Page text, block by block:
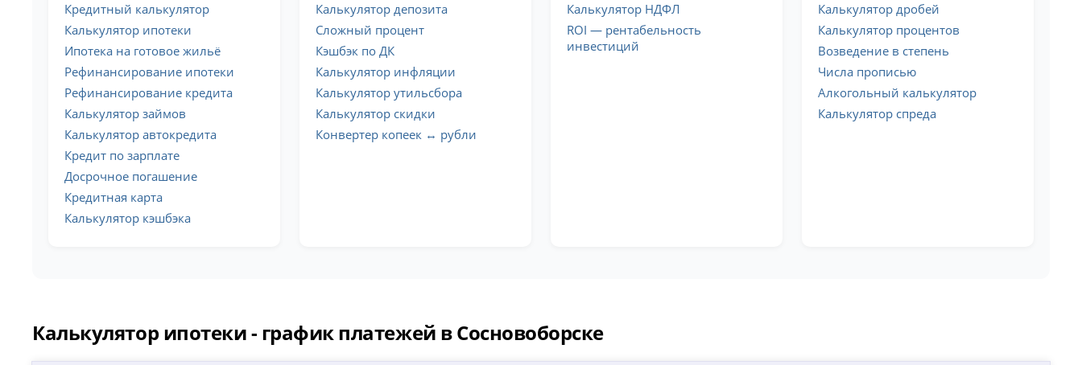
Кредитный калькулятор
Калькулятор ипотеки
Ипотека на готовое жильё
Рефинансирование ипотеки
Рефинансирование кредита
Калькулятор займов
Калькулятор автокредита
Кредит по зарплате
Досрочное погашение
Кредитная карта
Калькулятор кэшбэка
Калькулятор депозита
Сложный процент
Кэшбэк по ДК
Калькулятор инфляции
Калькулятор утильсбора
Калькулятор скидки
Конвертер копеек ↔ рубли
Калькулятор НДФЛ
ROI — рентабельность
инвестиций
Калькулятор дробей
Калькулятор процентов
Возведение в степень
Числа прописью
Алкогольный калькулятор
Калькулятор спреда
Калькулятор ипотеки - график платежей в Сосновоборске